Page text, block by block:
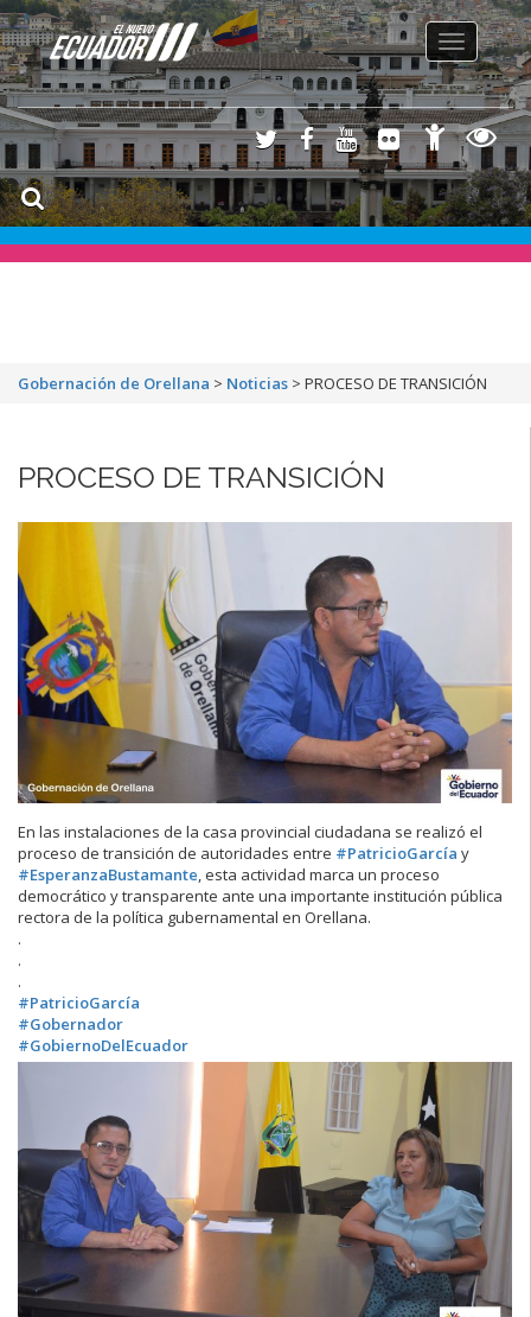
Toggle
navigation
Gobernación de Orellana > Noticias > PROCESO DE TRANSICIÓN
PROCESO DE TRANSICIÓN
En las instalaciones de la casa provincial ciudadana se realizó el
proceso de transición de autoridades entre #PatricioGarcía y
#EsperanzaBustamante, esta actividad marca un proceso
democrático y transparente ante una importante institución pública
rectora de la política gubernamental en Orellana.
.
.
.
#PatricioGarcía
#Gobernador
#GobiernoDelEcuador